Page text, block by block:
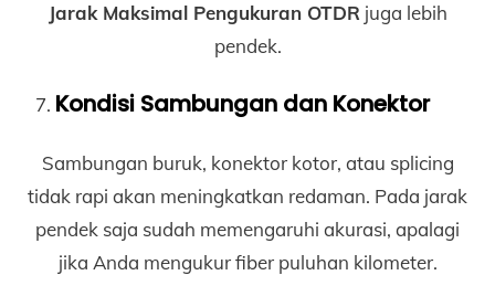
Jarak Maksimal Pengukuran OTDR juga lebih
pendek.
Kondisi Sambungan dan Konektor
Sambungan buruk, konektor kotor, atau splicing
tidak rapi akan meningkatkan redaman. Pada jarak
pendek saja sudah memengaruhi akurasi, apalagi
jika Anda mengukur fiber puluhan kilometer.